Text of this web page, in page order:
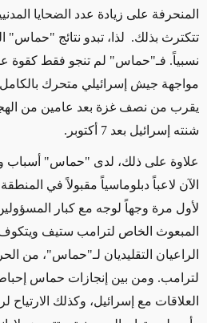
المنحرفة على زيادة عدد الضحايا
تتكترث بذلك. لذا، تبدو نتائج
نسبياً. فـ"حماس" لم تنجو فقط كقوة
مواجهة جيش إسرائيلي متحرك
يقرب من نصف غزة بعد عامين من
شنته إسرائيل بعد 7 أكتوبر
.
علاوة على ذلك، لدى "حماس" أسباب
الآن لاعباً دبلوماسياً مقبولاً في
لأول مرة وجهاً لوجه مع كبار
المبعوث الخاص لترامب ستيف
الراعيان التقليديان لـ"حماس"، من
لترامب. ومن بين إنجازات حماس
العلاقات مع إسرائيل، وكذلك الارتياح